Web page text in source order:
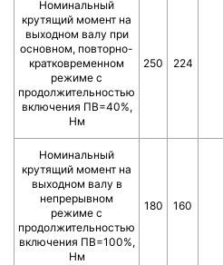
Номинальный
крутящий момент на
выходном валу при
основном, повторно-
кратковременном
режиме с
продолжительностью
включения ПВ=40%,
Нм
250 224
Номинальный
крутящий момент на
выходном валу в
непрерывном
режиме с
продолжительностью
включения ПВ=100%,
Нм
180 160